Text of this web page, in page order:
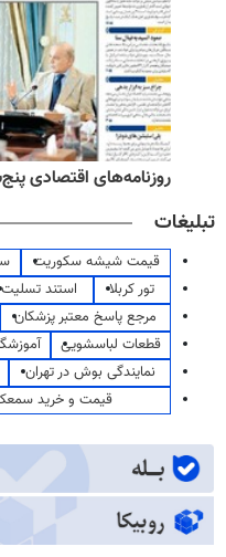
روزنامه‌های اقتصادی پنج‌شنبه ۱۵
تبلیغات
قیمت شیشه سکوریت
تور کربلا
استند تسلیت
مرجع پاسخ معتبر پزشکان
قطعات لباسشویی
نمایندگی بوش در تهران
قیمت و خرید